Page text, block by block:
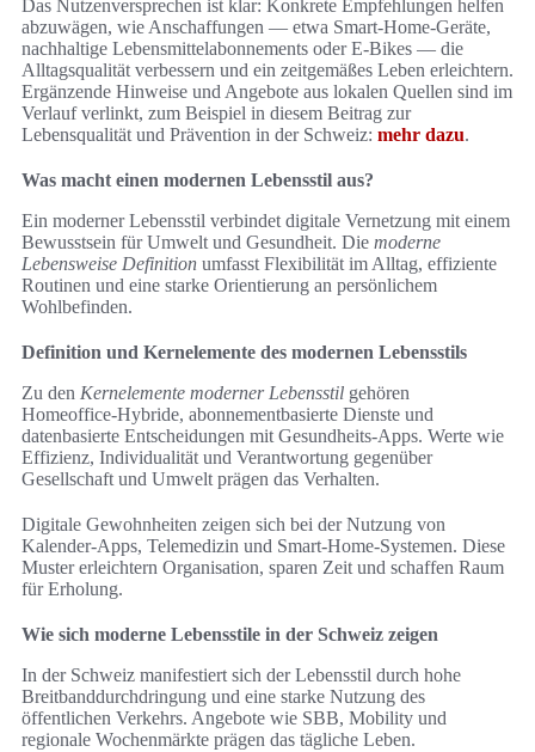
Das Nutzenversprechen ist klar: Konkrete Empfehlungen helfen
abzuwägen, wie Anschaffungen — etwa Smart-Home-Geräte,
nachhaltige Lebensmittelabonnements oder E-Bikes — die
Alltagsqualität verbessern und ein zeitgemäßes Leben erleichtern.
Ergänzende Hinweise und Angebote aus lokalen Quellen sind im
Verlauf verlinkt, zum Beispiel in diesem Beitrag zur
Lebensqualität und Prävention in der Schweiz: mehr dazu.
Was macht einen modernen Lebensstil aus?
Ein moderner Lebensstil verbindet digitale Vernetzung mit einem
Bewusstsein für Umwelt und Gesundheit. Die moderne
Lebensweise Definition umfasst Flexibilität im Alltag, effiziente
Routinen und eine starke Orientierung an persönlichem
Wohlbefinden.
Definition und Kernelemente des modernen Lebensstils
Zu den Kernelemente moderner Lebensstil gehören
Homeoffice‑Hybride, abonnementbasierte Dienste und
datenbasierte Entscheidungen mit Gesundheits‑Apps. Werte wie
Effizienz, Individualität und Verantwortung gegenüber
Gesellschaft und Umwelt prägen das Verhalten.
Digitale Gewohnheiten zeigen sich bei der Nutzung von
Kalender‑Apps, Telemedizin und Smart‑Home‑Systemen. Diese
Muster erleichtern Organisation, sparen Zeit und schaffen Raum
für Erholung.
Wie sich moderne Lebensstile in der Schweiz zeigen
In der Schweiz manifestiert sich der Lebensstil durch hohe
Breitbanddurchdringung und eine starke Nutzung des
öffentlichen Verkehrs. Angebote wie SBB, Mobility und
regionale Wochenmärkte prägen das tägliche Leben.